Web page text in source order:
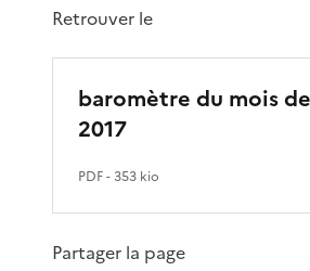
Retrouver le
baromètre du mois
2017
PDF- 353 kio
Partager la page